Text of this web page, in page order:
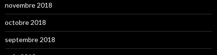
novembre 2018
octobre 2018
septembre 2018